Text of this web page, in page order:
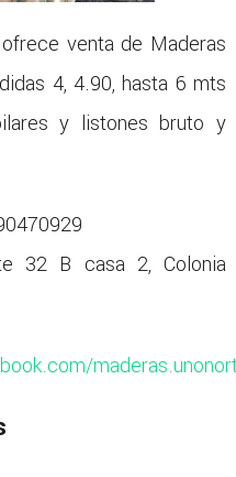
venta de Maderas
4, 4.90, hasta 6 mts
y listones bruto y
32 B casa 2, Colonia